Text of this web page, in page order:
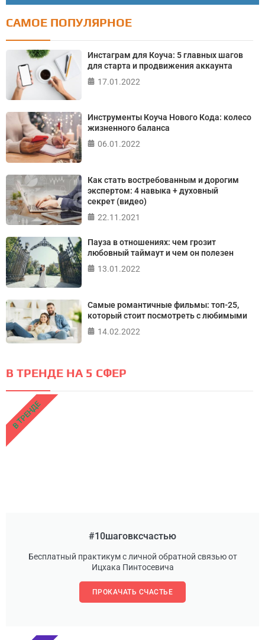
Тест: Как я контролирую свою жизнь?
Онлайн тест на основе шкалы локуса контроля
Джулиана Роттера
САМОЕ ПОПУЛЯРНОЕ
Инстаграм для Коуча: 5 главных шагов
для старта и продвижения аккаунта
17.01.2022
Инструменты Коуча Нового Кода: колесо
жизненного баланса
06.01.2022
Как стать востребованным и дорогим
экспертом: 4 навыка + духовный
секрет (видео)
22.11.2021
Пауза в отношениях: чем грозит
любовный таймаут и чем он полезен
13.01.2022
Самые романтичные фильмы: топ-25,
который стоит посмотреть с любимыми
14.02.2022
В ТРЕНДЕ НА 5 СФЕР
#10шаговксчастью
Бесплатный практикум с личной обратной связью от
Ицхака Пинтосевича
ПРОКАЧАТЬ СЧАСТЬЕ
В ТРЕНДЕ